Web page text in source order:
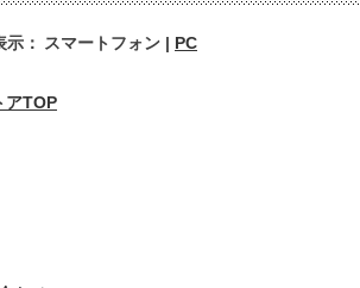
示： スマートフォン | PC
アTOP